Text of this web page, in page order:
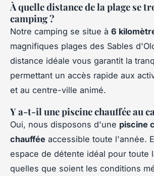
À quelle distance de la plage se
camping ?
Notre camping se situe à 6
magnifiques plages des Sables
distance idéale vous garantit la
permettant un accès rapide aux
et au centre-ville animé.
Y a-t-il une piscine chauffée au
Oui, nous disposons d'une piscine
chauffée accessible toute l'année.
espace de détente idéal pour toute
quelles que soient les conditions